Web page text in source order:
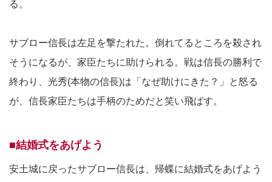
る。
サブロー信長は左足を撃たれた。倒れてるところを殺され
そうになるが、家臣たちに助けられる。戦は信長の勝利で
終わり、光秀(本物の信長)は「なぜ助けにきた？」と怒る
が、信長家臣たちは手柄のためだと笑い飛ばす。
■結婚式をあげよう
安土城に戻ったサブロー信長は、帰蝶に結婚式をあげよう